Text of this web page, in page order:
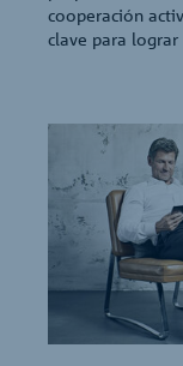
cooperación
clave para lograr